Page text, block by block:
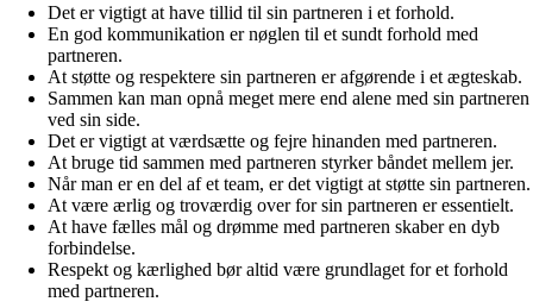
Det er vigtigt at have tillid til sin partneren i et forhold.
En god kommunikation er nøglen til et sundt forhold med
partneren.
At støtte og respektere sin partneren er afgørende i et ægteskab.
Sammen kan man opnå meget mere end alene med sin partneren
ved sin side.
Det er vigtigt at værdsætte og fejre hinanden med partneren.
At bruge tid sammen med partneren styrker båndet mellem jer.
Når man er en del af et team, er det vigtigt at støtte sin partneren.
At være ærlig og troværdig over for sin partneren er essentielt.
At have fælles mål og drømme med partneren skaber en dyb
forbindelse.
Respekt og kærlighed bør altid være grundlaget for et forhold
med partneren.